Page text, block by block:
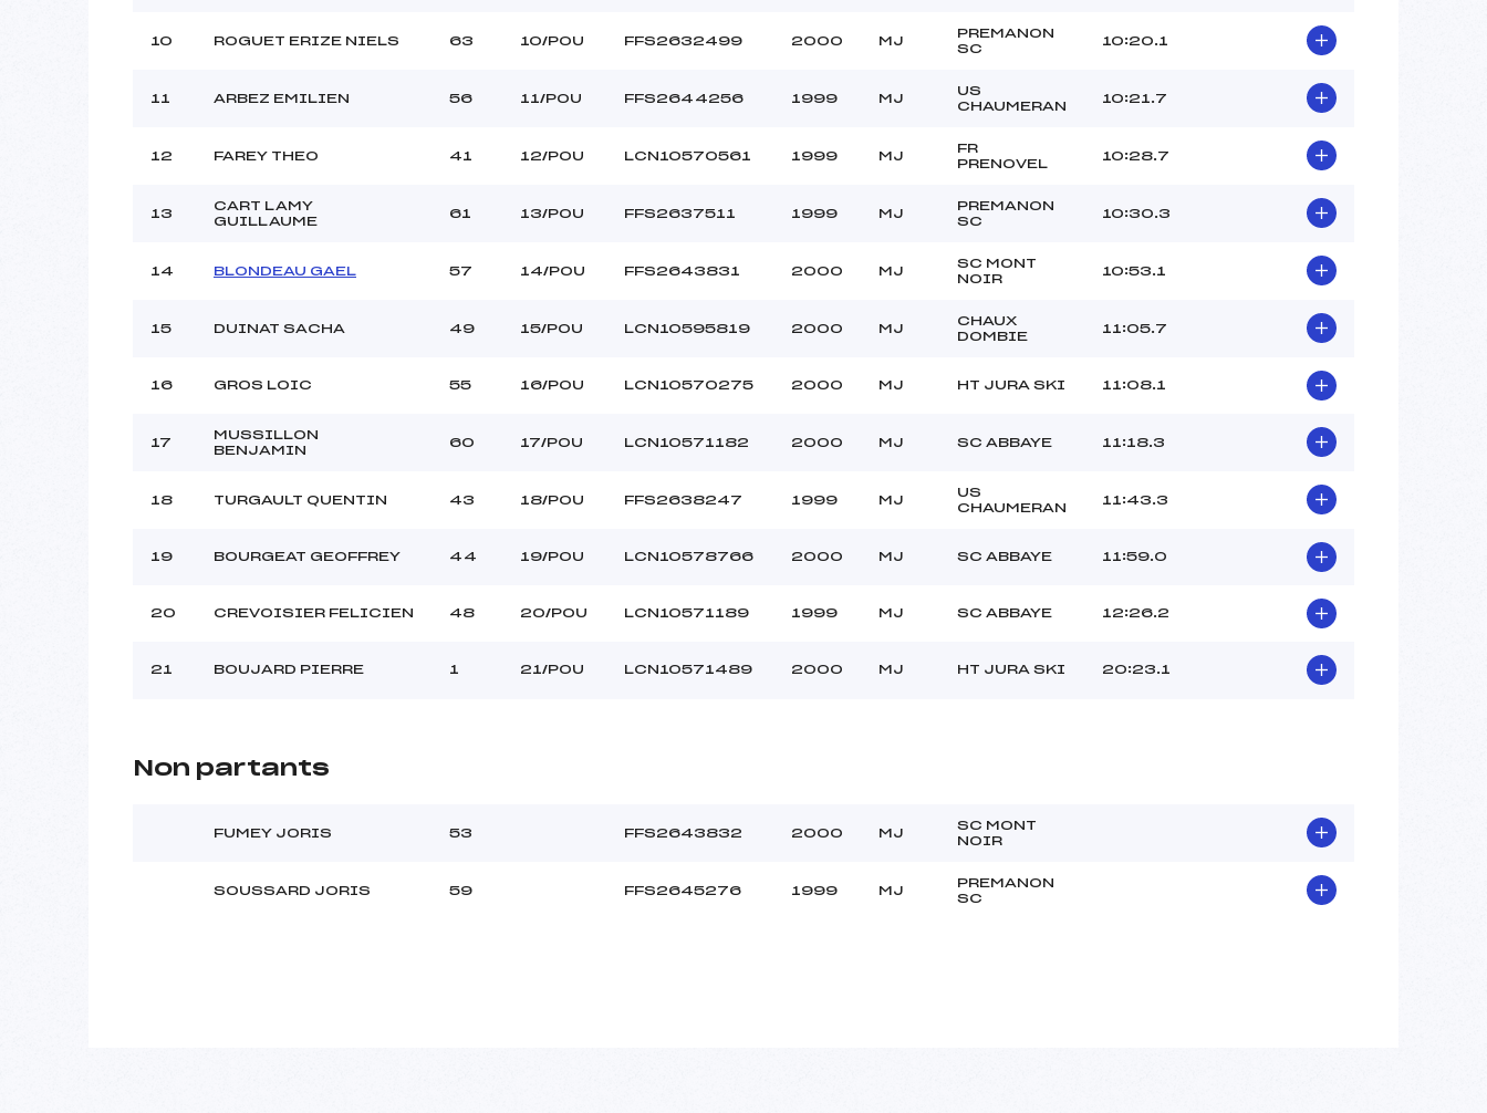
10 ROGUET ERIZE NIELS 63 10/POU FFS2632499 2000 MJ
PREMANON
SC
10:20.1
11 ARBEZ EMILIEN 56 11/POU FFS2644256 1999 MJ
US
CHAUMERAN
10:21.7
12 FAREY THEO 41 12/POU LCN10570561 1999 MJ
FR
PRENOVEL
10:28.7
13
CART LAMY
GUILLAUME
61 13/POU FFS2637511 1999 MJ
PREMANON
SC
10:30.3
14 BLONDEAU GAEL 57 14/POU FFS2643831 2000 MJ
SC MONT
NOIR
10:53.1
15 DUINAT SACHA 49 15/POU LCN10595819 2000 MJ
CHAUX
DOMBIE
11:05.7
16 GROS LOIC 55 16/POU LCN10570275 2000 MJ HT JURA SKI 11:08.1
17
MUSSILLON
BENJAMIN
60 17/POU LCN10571182 2000 MJ SC ABBAYE 11:18.3
18 TURGAULT QUENTIN 43 18/POU FFS2638247 1999 MJ
US
CHAUMERAN
11:43.3
19 BOURGEAT GEOFFREY 44 19/POU LCN10578766 2000 MJ SC ABBAYE 11:59.0
20 CREVOISIER FELICIEN 48 20/POU LCN10571189 1999 MJ SC ABBAYE 12:26.2
21 BOUJARD PIERRE 1 21/POU LCN10571489 2000 MJ HT JURA SKI 20:23.1
Non partants
FUMEY JORIS 53 FFS2643832 2000 MJ
SC MONT
NOIR
SOUSSARD JORIS 59 FFS2645276 1999 MJ
PREMANON
SC